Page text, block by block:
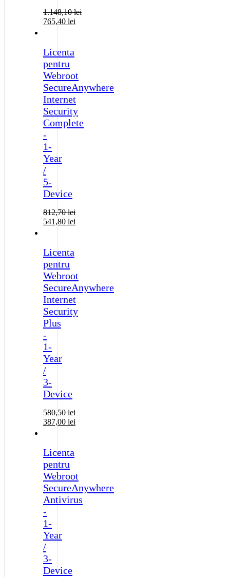
1.148,10lei
765,40 lei
Licenta
pentru
Webroot
SecureAnywhere
Internet
Security
Complete
-
1-
Year
/
5-
Device
812,70lei
541,80 lei
Licenta
pentru
Webroot
SecureAnywhere
Internet
Security
Plus
-
1-
Year
/
3-
Device
580,50lei
387,00 lei
Licenta
pentru
Webroot
SecureAnywhere
Antivirus
-
1-
Year
/
3-
Device